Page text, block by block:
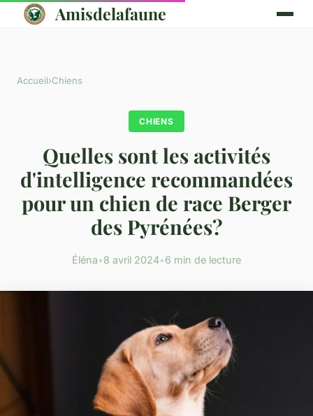
Amisdelafaune
Accueil›Chiens
CHIENS
Quelles sont les activités
d'intelligence recommandées
pour un chien de race Berger
des Pyrénées?
Éléna•8 avril 2024•6 min de lecture